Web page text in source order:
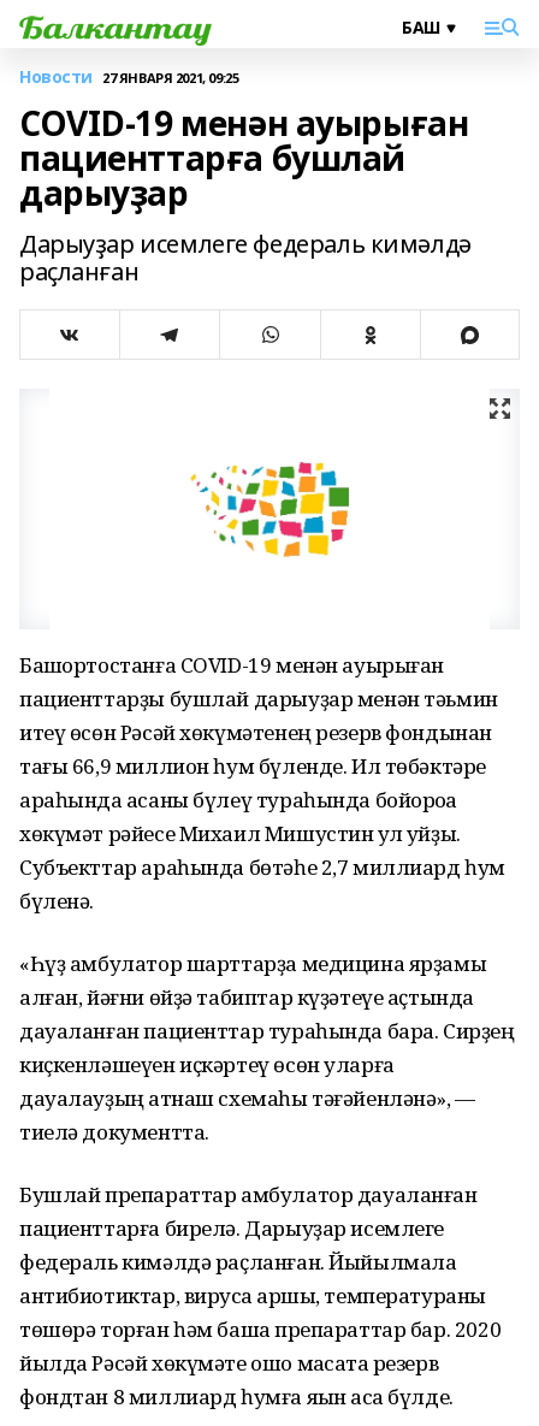
Новости 27 ЯНВАРЯ 2021, 09:25
COVID-19 менән ауырыған
пациенттарға бушлай
дарыуҙар
Дарыуҙар исемлеге федераль кимәлдә
раҫланған
Башҡортостанға COVID-19 менән ауырыған
пациенттарҙы бушлай дарыуҙар менән тәьмин
итеү өсөн Рәсәй хөкүмәтенең резерв фондынан
тағы 66,9 миллион һум бүленде. Ил төбәктәре
араһында аҡсаны бүлеү тураһында бойороҡҡа
хөкүмәт рәйесе Михаил Мишустин ҡул ҡуйҙы.
Субъекттар араһында бөтәһе 2,7 миллиард һум
бүленә.
«Һүҙ амбулатор шарттарҙа медицина ярҙамы
алған, йәғни өйҙә табиптар күҙәтеүе аҫтында
дауаланған пациенттар тураһында бара. Сирҙең
киҫкенләшеүен иҫкәртеү өсөн уларға
дауалауҙың ҡатнаш схемаһы тәғәйенләнә», —
тиелә документта.
Бушлай препараттар амбулатор дауаланған
пациенттарға бирелә. Дарыуҙар исемлеге
федераль кимәлдә раҫланған. Йыйылмала
антибиотиктар, вирусҡа ҡаршы, температураны
төшөрә торған һәм башҡа препараттар бар. 2020
йылда Рәсәй хөкүмәте ошо маҡсатҡа резерв
фондтан 8 миллиард һумға яҡын аҡса бүлде.